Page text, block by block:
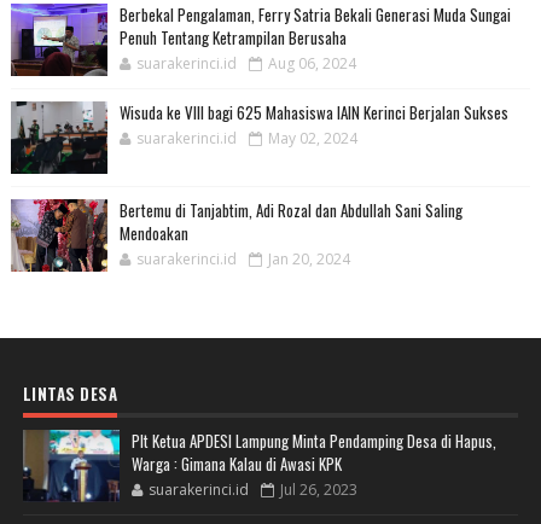
Berbekal Pengalaman, Ferry Satria Bekali Generasi Muda Sungai
Penuh Tentang Ketrampilan Berusaha
suarakerinci.id Aug 06, 2024
Wisuda ke VIII bagi 625 Mahasiswa IAIN Kerinci Berjalan Sukses
suarakerinci.id May 02, 2024
Bertemu di Tanjabtim, Adi Rozal dan Abdullah Sani Saling
Mendoakan
suarakerinci.id Jan 20, 2024
LINTAS DESA
Plt Ketua APDESI Lampung Minta Pendamping Desa di Hapus,
Warga : Gimana Kalau di Awasi KPK
suarakerinci.id Jul 26, 2023